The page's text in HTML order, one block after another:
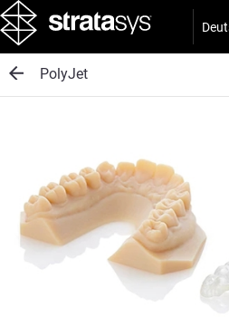
PolyJet